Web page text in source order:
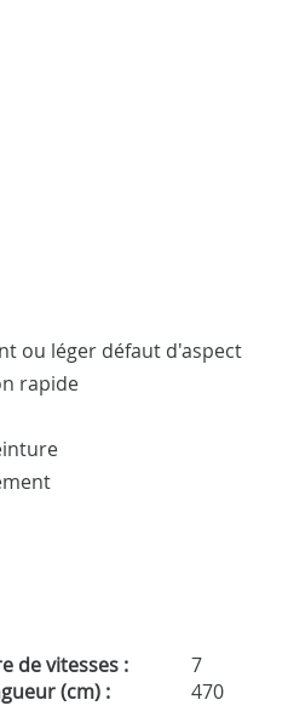
ou léger défaut d'aspect
rapide
de vitesses :
7
(cm) :
470